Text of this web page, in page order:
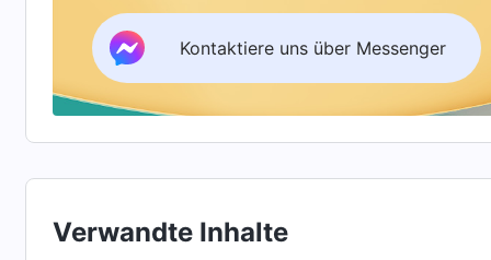
beendet sein, bevor der Mensch Zeichen
Diejenigen, die die Wahrheit annehmen und
worden sind, werden vor den Thron Gottes
nicht an, der ein strenges Gericht kundtut
Kontaktiere uns über Messenger
Verwandte Inhalte